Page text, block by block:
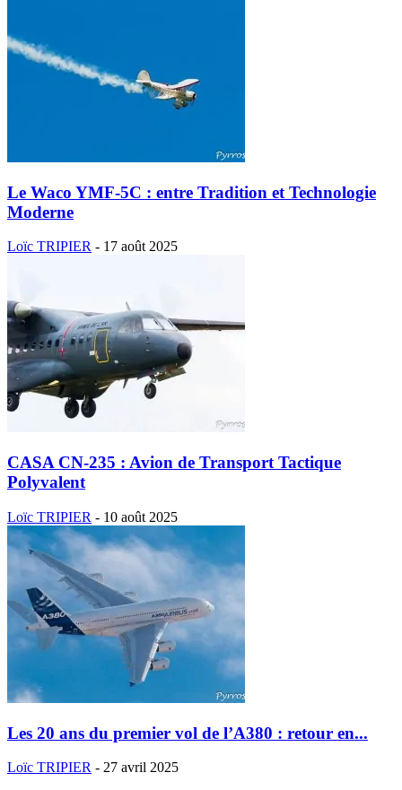
Le Waco YMF-5C : entre Tradition et Technologie
Moderne
Loïc TRIPIER - 17 août 2025
CASA CN-235 : Avion de Transport Tactique
Polyvalent
Loïc TRIPIER - 10 août 2025
Les 20 ans du premier vol de l’A380 : retour en...
Loïc TRIPIER - 27 avril 2025